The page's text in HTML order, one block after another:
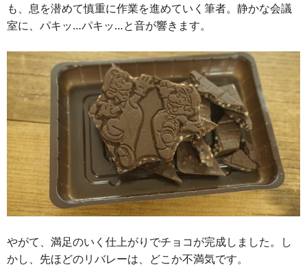
も、息を潜めて慎重に作業を進めていく筆者。静かな会議
室に、パキッ…パキッ…と音が響きます。
やがて、満足のいく仕上がりでチョコが完成しました。し
かし、先ほどのリバレーは、どこか不満気です。